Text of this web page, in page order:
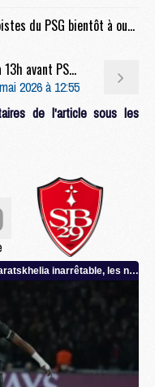
Mercato : Une des jeunes pistes du PSG bientôt à oublier ?
Match : Luis Enrique devant la presse à 13h avant PSG/Brest (live video)
2026 à 12:55
de l'article sous les